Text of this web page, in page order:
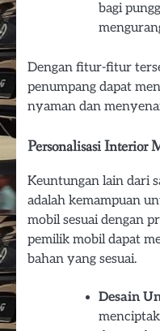
bagi
Dengan fitur-fitur
penumpang dapat
nyaman dan
Personalisasi Interior
Keuntungan lain dari
adalah kemampuan
mobil sesuai dengan
pemilik mobil dapat
bahan yang sesuai.
Desain